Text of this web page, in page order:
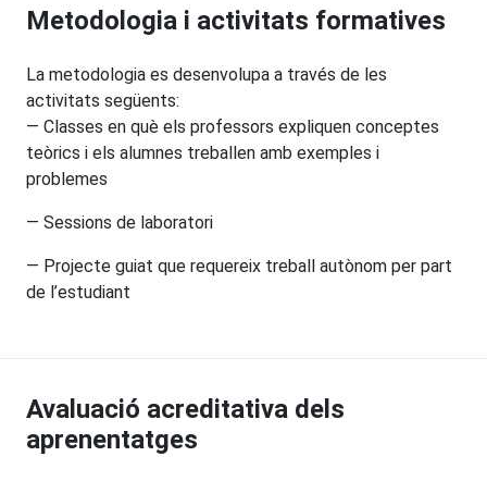
Metodologia i activitats formatives
La metodologia es desenvolupa a través de les
activitats següents:
— Classes en què els professors expliquen conceptes
teòrics i els alumnes treballen amb exemples i
problemes
— Sessions de laboratori
— Projecte guiat que requereix treball autònom per part
de l’estudiant
Avaluació acreditativa dels
aprenentatges